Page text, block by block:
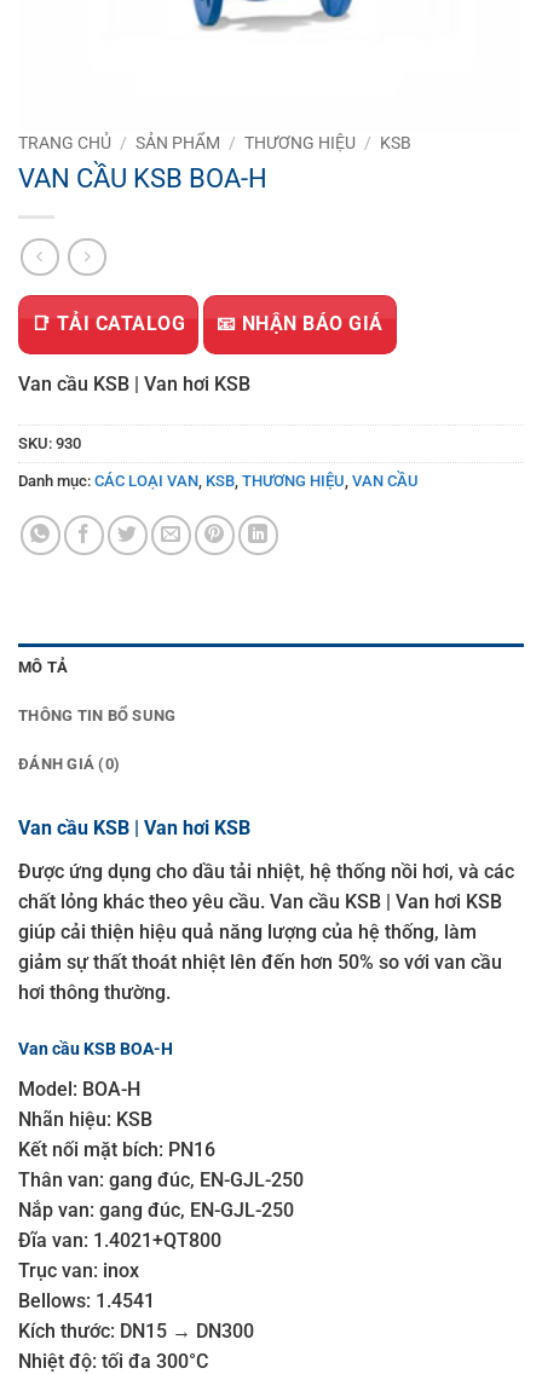
TRANG CHỦ / SẢN PHẨM / THƯƠNG HIỆU / KSB
VAN CẦU KSB BOA-H
📑 TẢI CATALOG 📧 NHẬN BÁO GIÁ
Van cầu KSB | Van hơi KSB
SKU: 930
Danh mục: CÁC LOẠI VAN, KSB, THƯƠNG HIỆU, VAN CẦU
MÔ TẢ
THÔNG TIN BỔ SUNG
ĐÁNH GIÁ (0)
Van cầu KSB | Van hơi KSB
Được ứng dụng cho dầu tải nhiệt, hệ thống nồi hơi, và các
chất lỏng khác theo yêu cầu. Van cầu KSB | Van hơi KSB
giúp cải thiện hiệu quả năng lượng của hệ thống, làm
giảm sự thất thoát nhiệt lên đến hơn 50% so với van cầu
hơi thông thường.
Van cầu KSB BOA-H
Model: BOA-H
Nhãn hiệu: KSB
Kết nối mặt bích: PN16
Thân van: gang đúc, EN-GJL-250
Nắp van: gang đúc, EN-GJL-250
Đĩa van: 1.4021+QT800
Trục van: inox
Bellows: 1.4541
Kích thước: DN15 → DN300
Nhiệt độ: tối đa 300°C